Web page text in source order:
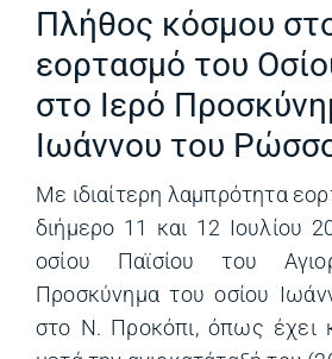
Πλήθος κόσμου
εορτασμό του
στο Ιερό
Ιωάννου του
Με ιδιαίτερη λαμπρότητα
διήμερο 11 και 12 Ιουλίου
οσίου Παϊσίου του
Προσκύνημα του οσίου
στο Ν. Προκόπι, όπως έχει